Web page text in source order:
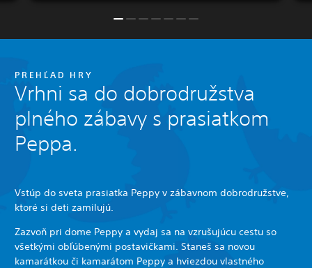
PREHĽAD HRY
Vrhni sa do dobrodružstva
plného zábavy s prasiatkom
Peppa.
Vstúp do sveta prasiatka Peppy v zábavnom dobrodružstve,
ktoré si deti zamilujú.
Zazvoň pri dome Peppy a vydaj sa na vzrušujúcu cestu so
všetkými obľúbenými postavičkami. Staneš sa novou
kamarátkou či kamarátom Peppy a hviezdou vlastného